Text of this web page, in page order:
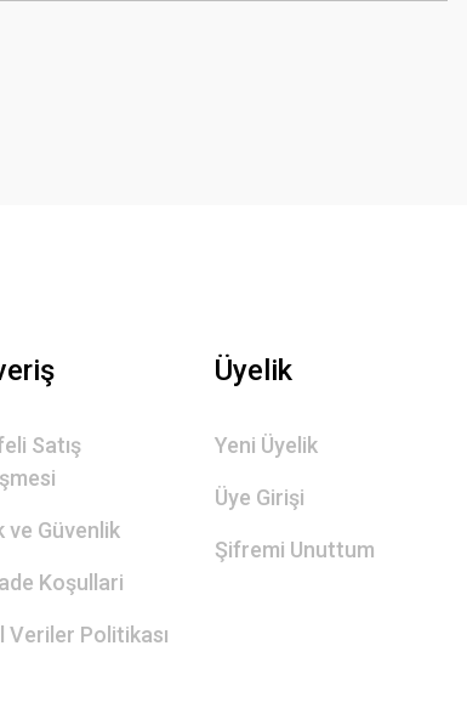
Satış
ve Güvenlik
Koşullari
Veriler Politikası
Üyelik
Yeni Üyelik
Üye Girişi
Şifremi Unuttum